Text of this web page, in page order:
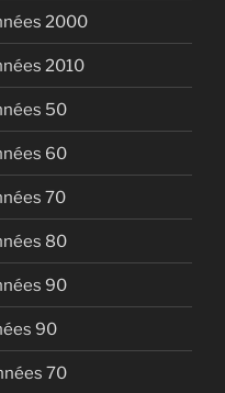
2000
2010
50
60
70
80
90
90
70